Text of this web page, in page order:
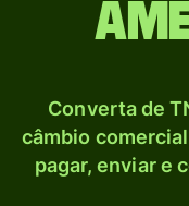
Converta de
câmbio
pagar, enviar e